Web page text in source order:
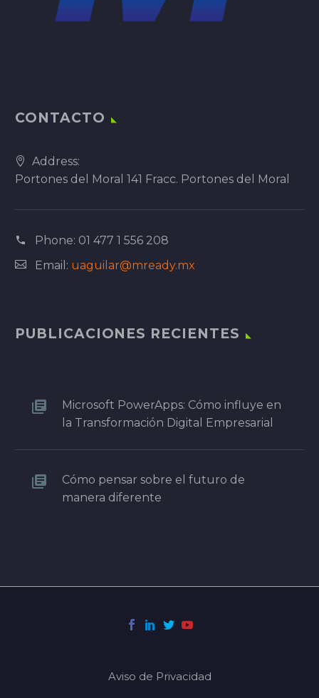
CONTACTO
Address:
Portones del Moral 141 Fracc. Portones del Moral
Phone: 01 477 1 556 208
Email: uaguilar@mready.mx
PUBLICACIONES RECIENTES
Microsoft PowerApps: Cómo influye en
la Transformación Digital Empresarial
Cómo pensar sobre el futuro de
manera diferente
Aviso de Privacidad